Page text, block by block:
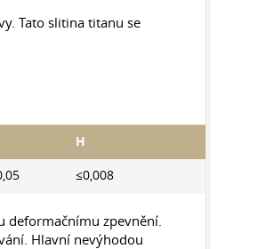
Tato slitina titanu se
H
≤0,008
deformačnímu zpevnění.
Hlavní nevýhodou